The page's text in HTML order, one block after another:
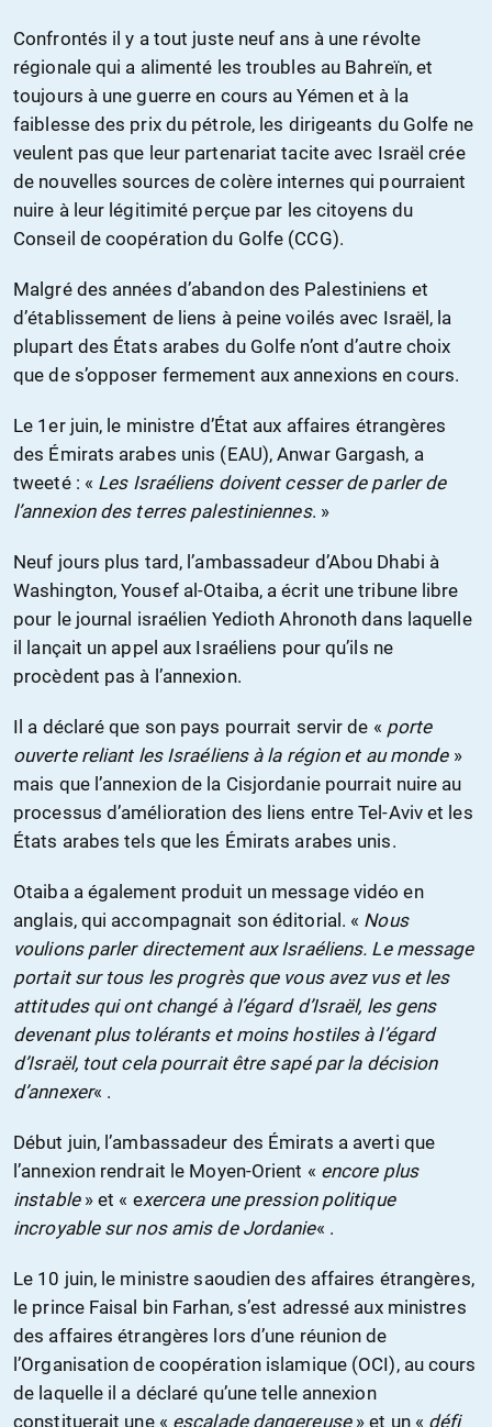
Confrontés il y a tout juste neuf ans à une révolte
régionale qui a alimenté les troubles au Bahreïn, et
toujours à une guerre en cours au Yémen et à la
faiblesse des prix du pétrole, les dirigeants du Golfe ne
veulent pas que leur partenariat tacite avec Israël crée
de nouvelles sources de colère internes qui pourraient
nuire à leur légitimité perçue par les citoyens du
Conseil de coopération du Golfe (CCG).
Malgré des années d’abandon des Palestiniens et
d’établissement de liens à peine voilés avec Israël, la
plupart des États arabes du Golfe n’ont d’autre choix
que de s’opposer fermement aux annexions en cours.
Le 1er juin, le ministre d’État aux affaires étrangères
des Émirats arabes unis (EAU), Anwar Gargash, a
tweeté : « Les Israéliens doivent cesser de parler de
l’annexion des terres palestiniennes. »
Neuf jours plus tard, l’ambassadeur d’Abou Dhabi à
Washington, Yousef al-Otaiba, a écrit une tribune libre
pour le journal israélien Yedioth Ahronoth dans laquelle
il lançait un appel aux Israéliens pour qu’ils ne
procèdent pas à l’annexion.
Il a déclaré que son pays pourrait servir de « porte
ouverte reliant les Israéliens à la région et au monde»
mais que l’annexion de la Cisjordanie pourrait nuire au
processus d’amélioration des liens entre Tel-Aviv et les
États arabes tels que les Émirats arabes unis.
Otaiba a également produit un message vidéo en
anglais, qui accompagnait son éditorial. « Nous
voulions parler directement aux Israéliens. Le message
portait sur tous les progrès que vous avez vus et les
attitudes qui ont changé à l’égard d’Israël, les gens
devenant plus tolérants et moins hostiles à l’égard
d’Israël, tout cela pourrait être sapé par la décision
d’annexer« .
Début juin, l’ambassadeur des Émirats a averti que
l’annexion rendrait le Moyen-Orient « encore plus
instable» et « exercera une pression politique
incroyable sur nos amis de Jordanie« .
Le 10 juin, le ministre saoudien des affaires étrangères,
le prince Faisal bin Farhan, s’est adressé aux ministres
des affaires étrangères lors d’une réunion de
l’Organisation de coopération islamique (OCI), au cours
de laquelle il a déclaré qu’une telle annexion
constituerait une « escalade dangereuse» et un « défi